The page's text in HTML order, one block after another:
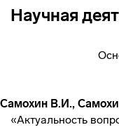
Научная
Самохин В.И.,
«Актуальность